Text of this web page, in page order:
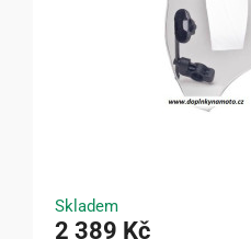
Skladem
2 389 Kč